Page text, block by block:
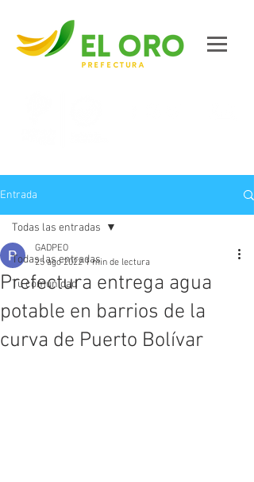
Entrada
Todas las entradas
Tu comunidad
Todas las entradas
Prefectura entrega agua
potable en barrios de la
curva de Puerto Bolívar
GADPEO
25 ago 2022 1 min de lectura